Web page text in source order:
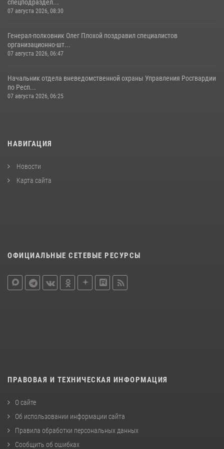
спецподраздел...
07 августа 2026, 08:30
Генерал-полковник Олег Плохой поздравил специалистов
организационно-шт...
07 августа 2026, 06:47
Начальник отдела вневедомственной охраны Управления Росгвардии
по Респ...
07 августа 2026, 06:25
НАВИГАЦИЯ
Новости
Карта сайта
ОФИЦИАЛЬНЫЕ СЕТЕВЫЕ РЕСУРСЫ
ПРАВОВАЯ И ТЕХНИЧЕСКАЯ ИНФОРМАЦИЯ
О сайте
Об использовании информации сайта
Правила обработки персональных данных
Сообщить об ошибках